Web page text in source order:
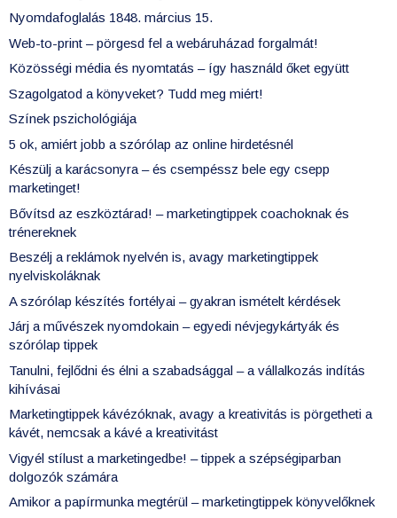
Nyomdafoglalás 1848. március 15.
Web-to-print – pörgesd fel a webáruházad forgalmát!
Közösségi média és nyomtatás – így használd őket együtt
Szagolgatod a könyveket? Tudd meg miért!
Színek pszichológiája
5 ok, amiért jobb a szórólap az online hirdetésnél
Készülj a karácsonyra – és csempéssz bele egy csepp
marketinget!
Bővítsd az eszköztárad! – marketingtippek coachoknak és
trénereknek
Beszélj a reklámok nyelvén is, avagy marketingtippek
nyelviskoláknak
A szórólap készítés fortélyai – gyakran ismételt kérdések
Járj a művészek nyomdokain – egyedi névjegykártyák és
szórólap tippek
Tanulni, fejlődni és élni a szabadsággal – a vállalkozás indítás
kihívásai
Marketingtippek kávézóknak, avagy a kreativitás is pörgetheti a
kávét, nemcsak a kávé a kreativitást
Vigyél stílust a marketingedbe! – tippek a szépségiparban
dolgozók számára
Amikor a papírmunka megtérül – marketingtippek könyvelőknek